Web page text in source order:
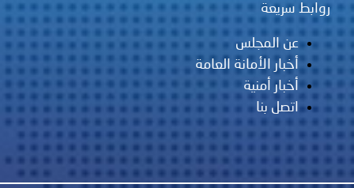
روابط سريعة
عن المجلس
أخبار الأمانة العامة
أخبار أمنية
اتصل بنا